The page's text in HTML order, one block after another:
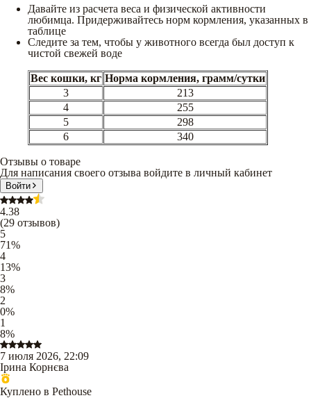
Давайте из расчета веса и физической активности
любимца. Придерживайтесь норм кормления, указанных в
таблице
Следите за тем, чтобы у животного всегда был доступ к
чистой свежей воде
Вес кошки, кг Норма кормления, грамм/сутки
3
213
4
255
5
298
6
340
Отзывы о товаре
Для написания своего отзыва войдите в личный кабинет
Войти
4.38
(29 отзывов)
5
71%
4
13%
3
8%
2
0%
1
8%
7 июля 2026, 22:09
Ірина Корнєва
Куплено в Pethouse